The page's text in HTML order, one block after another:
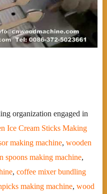
organization engaged in
Ice Cream Sticks Making
making machine, wooden
spoons making machine,
, coffee mixer bundling
making machine, wood